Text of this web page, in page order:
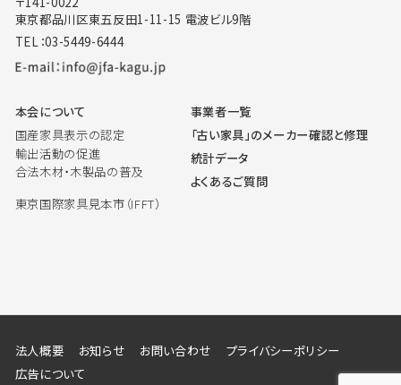
東京都品川区東五反田1-11-15 電波ビル9階
TEL：03-5449-6444
本会について
国産家具表示の認定
輸出活動の促進
合法木材・木製品の普及
東京国際家具見本市（IFFT）
事業者一覧
「古い家具」のメーカー確認と修理
統計データ
よくあるご質問
法人概要 お知らせ お問い合わせ
プライバシーポリシー
広告について